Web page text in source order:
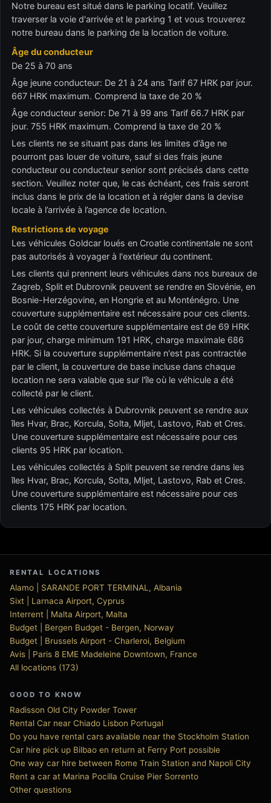
Notre bureau est situé dans le parking locatif. Veuillez
traverser la voie d'arrivée et le parking 1 et vous trouverez
notre bureau dans le parking de la location de voiture.
Âge du conducteur
De 25 à 70 ans
Âge jeune conducteur: De 21 à 24 ans Tarif 67 HRK par jour.
667 HRK maximum. Comprend la taxe de 20 %
Âge conducteur senior: De 71 à 99 ans Tarif 66.7 HRK par
jour. 755 HRK maximum. Comprend la taxe de 20 %
Les clients ne se situant pas dans les limites d’âge ne
pourront pas louer de voiture, sauf si des frais jeune
conducteur ou conducteur senior sont précisés dans cette
section. Veuillez noter que, le cas échéant, ces frais seront
inclus dans le prix de la location et à régler dans la devise
locale à l’arrivée à l’agence de location.
Restrictions de voyage
Les véhicules Goldcar loués en Croatie continentale ne sont
pas autorisés à voyager à l'extérieur du continent.
Les clients qui prennent leurs véhicules dans nos bureaux de
Zagreb, Split et Dubrovnik peuvent se rendre en Slovénie, en
Bosnie-Herzégovine, en Hongrie et au Monténégro. Une
couverture supplémentaire est nécessaire pour ces clients.
Le coût de cette couverture supplémentaire est de 69 HRK
par jour, charge minimum 191 HRK, charge maximale 686
HRK. Si la couverture supplémentaire n'est pas contractée
par le client, la couverture de base incluse dans chaque
location ne sera valable que sur l'île où le véhicule a été
collecté par le client.
Les véhicules collectés à Dubrovnik peuvent se rendre aux
îles Hvar, Brac, Korcula, Solta, Mljet, Lastovo, Rab et Cres.
Une couverture supplémentaire est nécessaire pour ces
clients 95 HRK par location.
Les véhicules collectés à Split peuvent se rendre dans les
îles Hvar, Brac, Korcula, Solta, Mljet, Lastovo, Rab et Cres.
Une couverture supplémentaire est nécessaire pour ces
clients 175 HRK par location.
RENTAL LOCATIONS
Alamo | SARANDE PORT TERMINAL, Albania
Sixt | Larnaca Airport, Cyprus
Interrent | Malta Airport, Malta
Budget | Bergen Budget - Bergen, Norway
Budget | Brussels Airport - Charleroi, Belgium
Avis | Paris 8 EME Madeleine Downtown, France
All locations (173)
GOOD TO KNOW
Radisson Old City Powder Tower
Rental Car near Chiado Lisbon Portugal
Do you have rental cars available near the Stockholm Station
Car hire pick up Bilbao en return at Ferry Port possible
One way car hire between Rome Train Station and Napoli City
Rent a car at Marina Pocilla Cruise Pier Sorrento
Other questions